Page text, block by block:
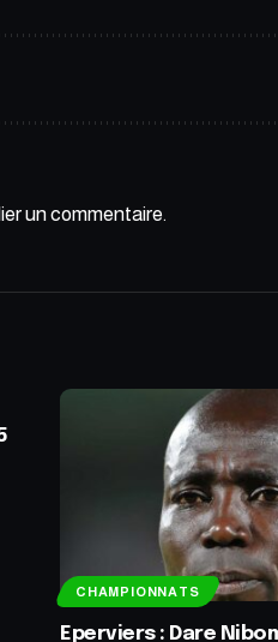
un commentaire.
CHAMPIONNATS
Eperviers : Dare